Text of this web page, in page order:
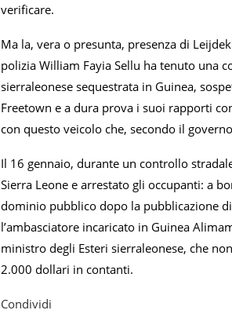
verificare.
Ma la, vera o presunta, presenza di
polizia William Fayia Sellu ha tenuto una
sierraleonese sequestrata in Guinea,
Freetown e a dura prova i suoi rapporti
con questo veicolo che, secondo il
Il 16 gennaio, durante un controllo
Sierra Leone e arrestato gli occupanti: a
dominio pubblico dopo la pubblicazione
l’ambasciatore incaricato in Guinea
ministro degli Esteri sierraleonese, che
2.000 dollari in contanti.
Condividi